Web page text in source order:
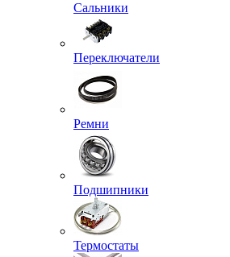
Сальники
Переключатели
Ремни
Подшипники
Термостаты